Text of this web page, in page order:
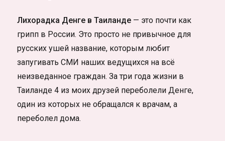
Лихорадка Денге в Таиланде — это почти как
грипп в России. Это просто не привычное для
русских ушей название, которым любит
запугивать СМИ наших ведущихся на всё
неизведанное граждан. За три года жизни в
Таиланде 4 из моих друзей переболели Денге,
один из которых не обращался к врачам, а
переболел дома.